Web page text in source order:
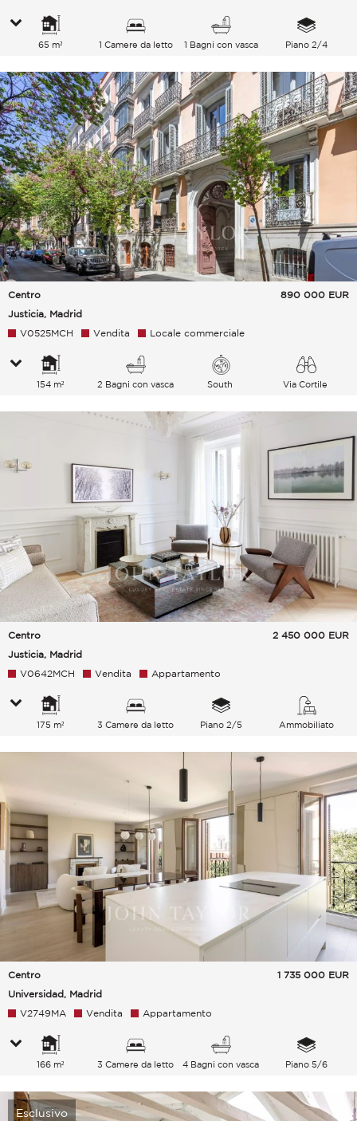
65 m² 1 Camere da letto 1 Bagni con vasca Piano 2/4
Centro
Justicia, Madrid
890 000 EUR
V0525MCH Vendita Locale commerciale
154 m² 2 Bagni con vasca South Via Cortile
Centro
Justicia, Madrid
2 450 000 EUR
V0642MCH Vendita Appartamento
175 m² 3 Camere da letto Piano 2/5 Ammobiliato
Centro
Universidad, Madrid
1 735 000 EUR
V2749MA Vendita Appartamento
166 m² 3 Camere da letto 4 Bagni con vasca Piano 5/6
Esclusivo